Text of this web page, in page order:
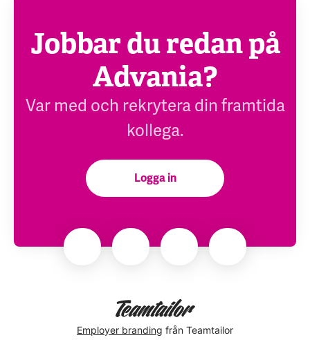
Jobbar du redan på
Advania?
Var med och rekrytera din framtida
kollega.
Logga in
Employer branding från Teamtailor